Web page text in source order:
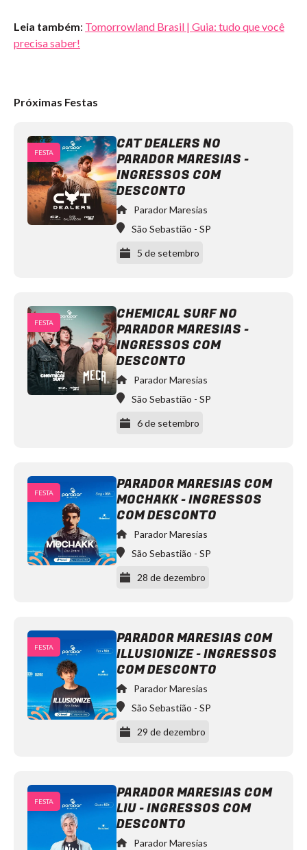
Leia também: Tomorrowland Brasil | Guia: tudo que você
precisa saber!
Próximas Festas
FESTA
CAT DEALERS NO
PARADOR MARESIAS -
INGRESSOS COM
DESCONTO
Parador Maresias
São Sebastião - SP
5 de setembro
Cat
Dealers
Parador
Maresiashttps://www.instagram.com/paradormaresias/
FESTA
CHEMICAL SURF NO
PARADOR MARESIAS -
INGRESSOS COM
DESCONTO
Parador Maresias
São Sebastião - SP
6 de setembro
Chemical
Maresiashttps://www.instagram.com/paradormaresias/
FESTA
PARADOR MARESIAS COM
MOCHAKK - INGRESSOS
COM DESCONTO
Parador Maresias
São Sebastião - SP
28 de dezembro
Mochakk
Maresiashttps://www.instagram.com/paradormaresias/
FESTA
PARADOR MARESIAS COM
ILLUSIONIZE - INGRESSOS
COM DESCONTO
Parador Maresias
São Sebastião - SP
29 de dezembro
Illusionize
https://www.instagram.com/paradormaresias/
FESTA
PARADOR MARESIAS COM
LIU - INGRESSOS COM
DESCONTO
Parador Maresias